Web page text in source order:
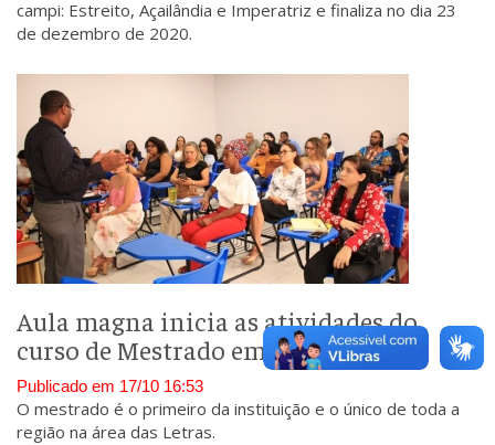
campi: Estreito, Açailândia e Imperatriz e finaliza no dia 23
de dezembro de 2020.
Aula magna inicia as atividades do
curso de Mestrado em Letras
Publicado em 17/10 16:53
O mestrado é o primeiro da instituição e o único de toda a
região na área das Letras.